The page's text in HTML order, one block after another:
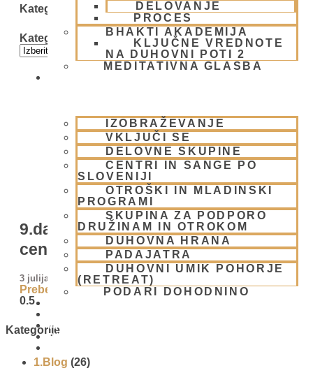
DELOVANJE
PROCES
BHAKTI AKADEMIJA
KLJUČNE VREDNOTE
NA DUHOVNI POTI 2
MEDITATIVNA GLASBA
IZOBRAŽEVANJE
VKLJUČI SE
DELOVNE SKUPINE
CENTRI IN SANGE PO
SLOVENIJI
OTROŠKI IN MLADINSKI
PROGRAMI
SKUPINA ZA PODPORO
DRUŽINAM IN OTROKOM
DUHOVNA HRANA
PADAJATRA
DUHOVNI UMIK POHORJE
(RETREAT)
PODARI DOHODNINO
VAŠA VPRAŠANJA
PIŠI NAM
Kategorije
Kategorije
9.dan – Eko-karavana prispela v
center Maribora
3 julija, 2008
Preberi več »
Kategorije
1.Blog (26)